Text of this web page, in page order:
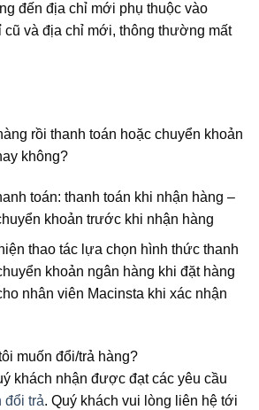
đến địa chỉ mới phụ thuộc vào
cũ và địa chỉ mới, thông thường mất
rồi thanh toán hoặc chuyển khoản
không?
toán: thanh toán khi nhận hàng –
khoản trước khi nhận hàng
thao tác lựa chọn hình thức thanh
khoản ngân hàng khi đặt hàng
nhân viên Macinsta khi xác nhận
muốn đổi/trả hàng?
khách nhận được đạt các yêu cầu
đổi trả. Quý khách vui lòng liên hệ tới